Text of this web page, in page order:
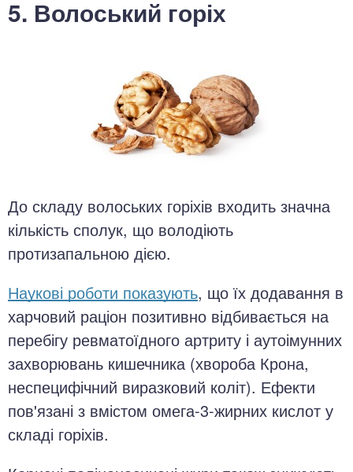
5. Волоський горіх
До складу волоських горіхів входить значна
кількість сполук, що володіють
протизапальною дією.
Наукові роботи показують, що їх додавання в
харчовий раціон позитивно відбивається на
перебігу ревматоїдного артриту і аутоімунних
захворювань кишечника (хвороба Крона,
неспецифічний виразковий коліт). Ефекти
пов'язані з вмістом омега-3-жирних кислот у
складі горіхів.